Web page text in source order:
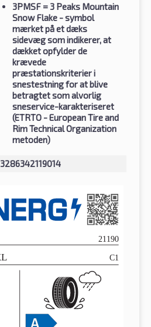
3PMSF = 3 Peaks Mountain
Snow Flake - symbol
mærket på et dæks
sidevæg som indikerer, at
dækket opfylder de
krævede
præstationskriterier i
snestestning for at blive
betragtet som alvorlig
sneservice-karakteriseret
(ETRTO - European Tire and
Rim Technical Organization
metoden)
3286342119014